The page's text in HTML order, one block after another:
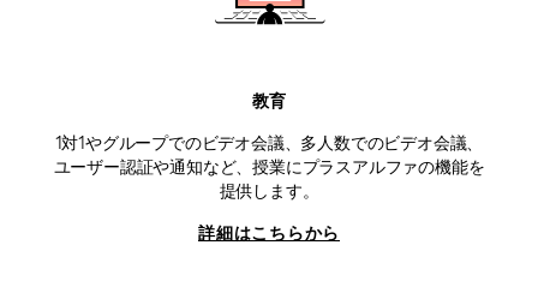
教育
1対1やグループでのビデオ会議、多人数でのビデオ会議、
ユーザー認証や通知など、授業にプラスアルファの機能を
提供します。
詳細はこちらから